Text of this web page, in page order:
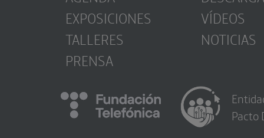
EXPOSICIONES
TALLERES
PRENSA
VÍDEOS
NOTICIAS
Pacto